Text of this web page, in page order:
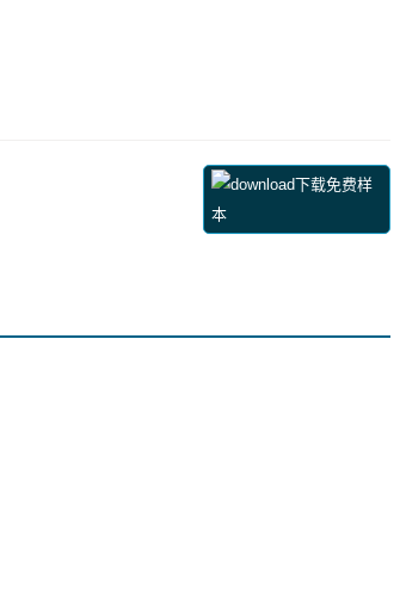
下载免费样
本